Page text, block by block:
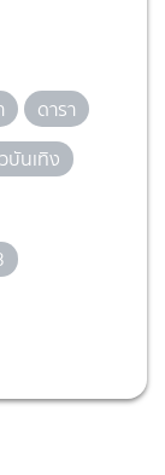
ดารา
บันเทิง